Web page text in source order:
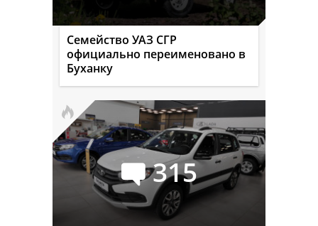
Семейство УАЗ СГР
официально переименовано в
Буханку
315